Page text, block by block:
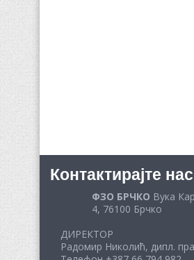
Контактирајте нас
ФЗО БРЧКО Вука
4, 76100 Брчко
ДИРЕКТОР
Радомир Николић, дипл.